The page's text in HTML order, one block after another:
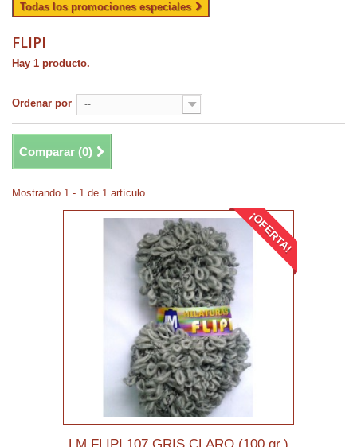
Todas los promociones especiales
FLIPI
Hay 1 producto.
Ordenar por --
Comparar (0)
Mostrando 1 - 1 de 1 artículo
¡OFERTA!